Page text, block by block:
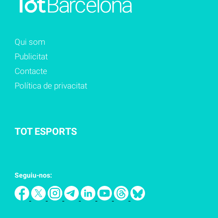
Qui som
Publicitat
Contacte
Política de privacitat
TOT ESPORTS
Seguiu-nos: